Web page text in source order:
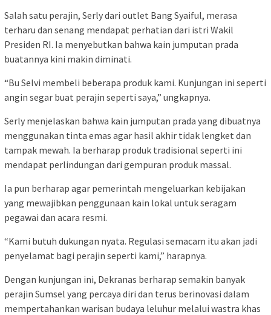
Salah satu perajin, Serly dari outlet Bang Syaiful, merasa
terharu dan senang mendapat perhatian dari istri Wakil
Presiden RI. Ia menyebutkan bahwa kain jumputan prada
buatannya kini makin diminati.
“Bu Selvi membeli beberapa produk kami. Kunjungan ini seperti
angin segar buat perajin seperti saya,” ungkapnya.
Serly menjelaskan bahwa kain jumputan prada yang dibuatnya
menggunakan tinta emas agar hasil akhir tidak lengket dan
tampak mewah. Ia berharap produk tradisional seperti ini
mendapat perlindungan dari gempuran produk massal.
Ia pun berharap agar pemerintah mengeluarkan kebijakan
yang mewajibkan penggunaan kain lokal untuk seragam
pegawai dan acara resmi.
“Kami butuh dukungan nyata. Regulasi semacam itu akan jadi
penyelamat bagi perajin seperti kami,” harapnya.
Dengan kunjungan ini, Dekranas berharap semakin banyak
perajin Sumsel yang percaya diri dan terus berinovasi dalam
mempertahankan warisan budaya leluhur melalui wastra khas